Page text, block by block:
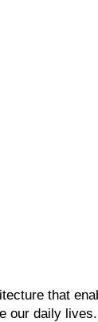
that
our daily